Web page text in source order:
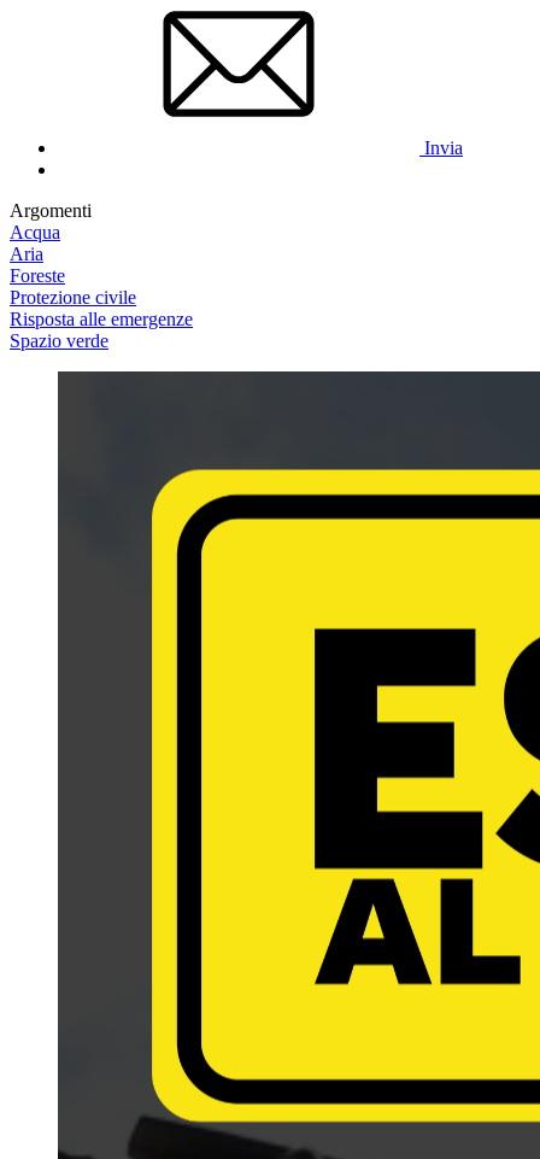
Invia
Argomenti
Acqua
Aria
Foreste
Protezione civile
Risposta alle emergenze
Spazio verde